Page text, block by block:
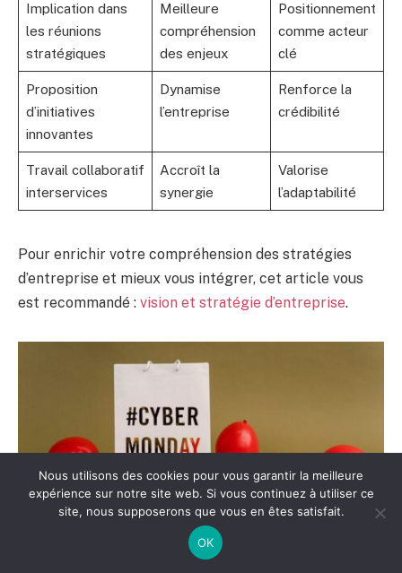
Implication dans
les réunions
stratégiques
Meilleure
compréhension
des enjeux
Positionnement
comme acteur
clé
Proposition
d’initiatives
innovantes
Dynamise
l’entreprise
Renforce la
crédibilité
Travail collaboratif
interservices
Accroît la
synergie
Valorise
l’adaptabilité
Pour enrichir votre compréhension des stratégies
d’entreprise et mieux vous intégrer, cet article vous
est recommandé : vision et stratégie d’entreprise.
Nous utilisons des cookies pour vous garantir la meilleure
expérience sur notre site web. Si vous continuez à utiliser ce
site, nous supposerons que vous en êtes satisfait.
OK